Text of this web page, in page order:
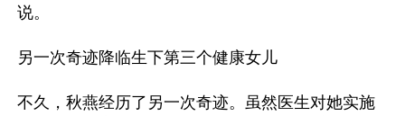
说。
另一次奇迹降临生下第三个健康女儿
不久，秋燕经历了另一次奇迹。虽然医生对她实施